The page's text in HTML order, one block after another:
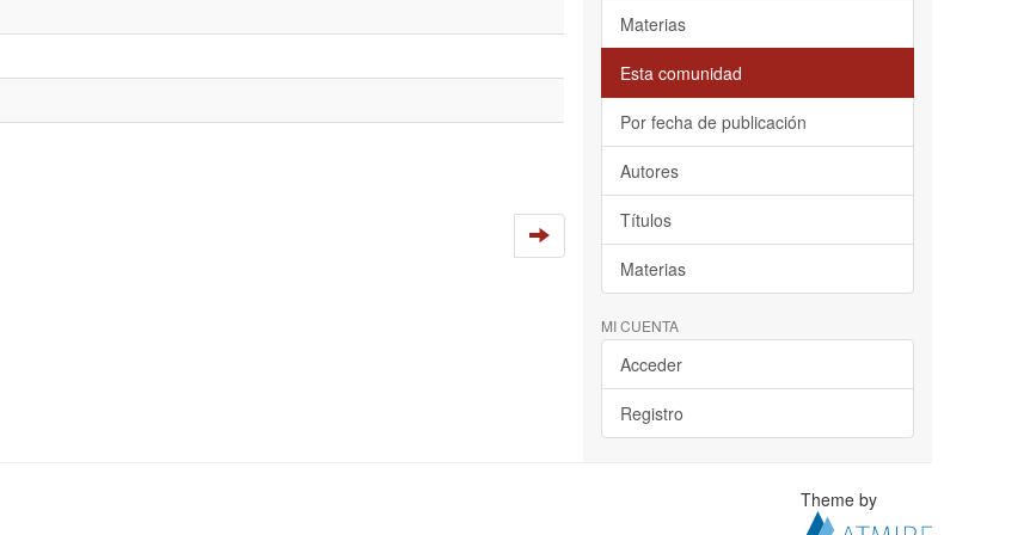
Materias
Esta comunidad
Por fecha de publicación
Autores
Títulos
Materias
MI CUENTA
Acceder
Registro
Theme by